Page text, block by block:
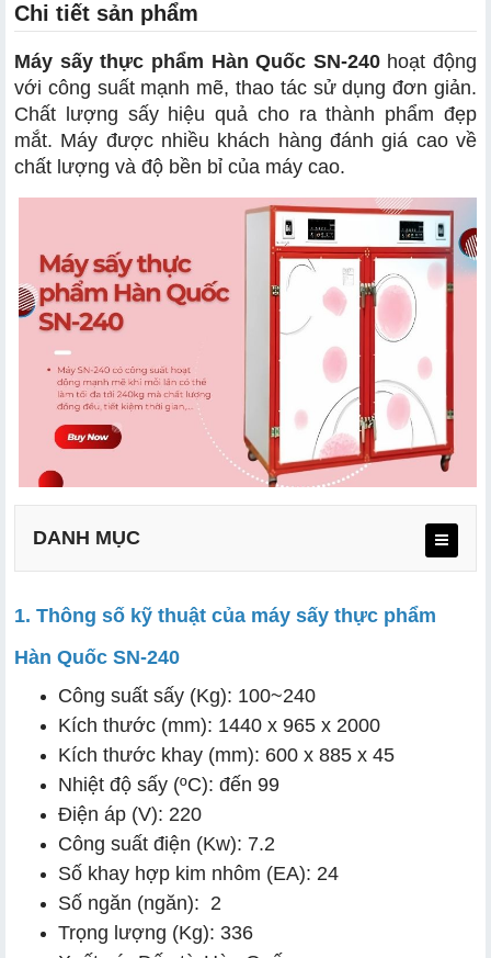
Chi tiết sản phẩm
Máy sấy thực phẩm Hàn Quốc SN-240hoạt động
với công suất mạnh mẽ, thao tác sử dụng đơn giản.
Chất lượng sấy hiệu quả cho ra thành phẩm đẹp
mắt. Máy được nhiều khách hàng đánh giá cao về
chất lượng và độ bền bỉ của máy cao.
DANH MỤC
1. Thông số kỹ thuật của máy sấy thực phẩm
Hàn Quốc SN-240
Công suất sấy (Kg): 100~240
Kích thước (mm): 1440 x 965 x 2000
Kích thước khay (mm): 600 x 885 x 45
Nhiệt độ sấy (ºC): đến 99
Điện áp (V): 220
Công suất điện (Kw): 7.2
Số khay hợp kim nhôm (EA): 24
Số ngăn (ngăn): 2
Trọng lượng (Kg): 336